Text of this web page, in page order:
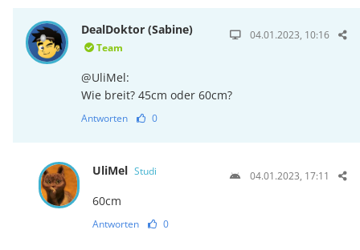
DealDoktor (Sabine)
Team
04.01.2023, 10:16
@UliMel:
Wie breit? 45cm oder 60cm?
Antworten 0
UliMel Studi 04.01.2023, 17:11
60cm
Antworten 0